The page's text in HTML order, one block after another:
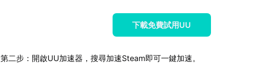
下載免費試用UU
第二步：開啟UU加速器，搜尋加速Steam即可一鍵加速。